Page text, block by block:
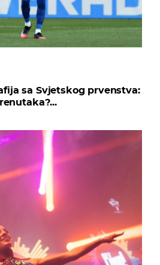
sa Svjetskog prvenstva: